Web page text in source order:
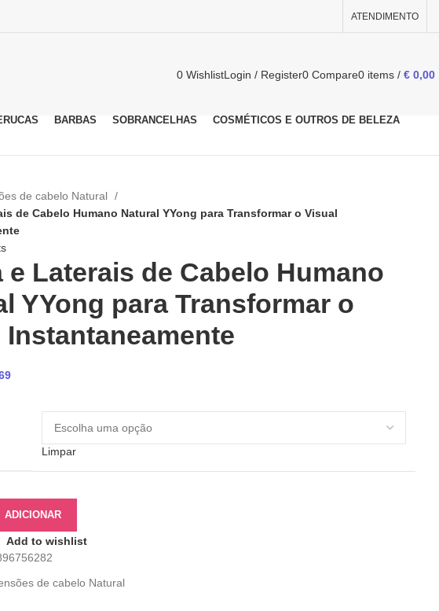
ATENDIMENTO
0 WishlistLogin / Register0 Compare0 items / € 0,00
BARBAS SOBRANCELHAS COSMÉTICOS E OUTROS DE BELEZA
de cabelo Natural
de Cabelo Humano Natural YYong para Transformar o Visual
e Laterais de Cabelo Humano
YYong para Transformar o
Instantaneamente
Limpar
ADICIONAR
Add to wishlist
de cabelo Natural